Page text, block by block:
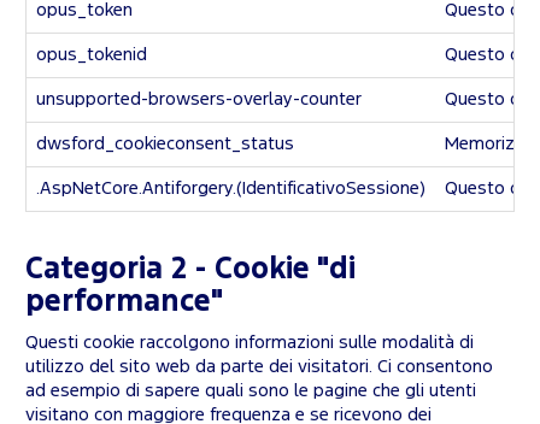
opus_token Questo
opus_tokenid Questo
unsupported-browsers-overlay-counter Questo
dwsford_cookieconsent_status
.AspNetCore.Antiforgery.(IdentificativoSessione) Questo
Categoria 2 - Cookie "di
performance"
Questi cookie raccolgono informazioni sulle modalità di
utilizzo del sito web da parte dei visitatori. Ci consentono
ad esempio di sapere quali sono le pagine che gli utenti
visitano con maggiore frequenza e se ricevono dei